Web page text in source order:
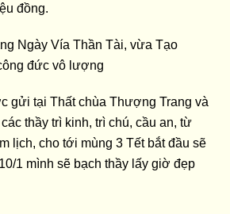
đồng.
Ngày Vía Thần Tài, vừa Tạo
đức vô lượng
gửi tại Thất chùa Thượng Trang và
thầy trì kinh, trì chú, cầu an, từ
lịch, cho tới mùng 3 Tết bắt đầu sẽ
1 mình sẽ bạch thầy lấy giờ đẹp